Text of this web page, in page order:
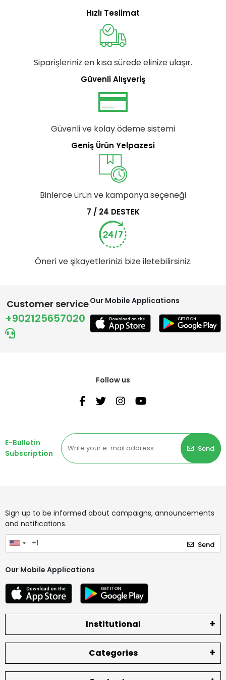
Hızlı Teslimat
Siparişleriniz en kısa sürede elinize ulaşır.
Güvenli Alışveriş
Güvenli ve kolay ödeme sistemi
Geniş Ürün Yelpazesi
Binlerce ürün ve kampanya seçeneği
7 / 24 DESTEK
Öneri ve şikayetlerinizi bize iletebilirsiniz.
Customer service
+902125657020
Our Mobile Applications
Follow us
E-Bulletin
Subscription
Send
Sign up to be informed about campaigns, announcements
and notifications.
Send
Our Mobile Applications
Institutional
Categories